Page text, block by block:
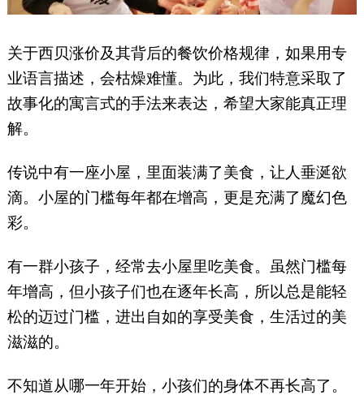
关于西贝涨价及其背后的餐饮价格规律，如果用专
业语言描述，会枯燥难懂。为此，我们特意采取了
故事化的寓言式的手法来表达，希望大家能真正理
解。
传说中有一座小屋，里面装满了美食，让人垂涎欲
滴。小屋的门槛每年都在增高，更是充满了魔幻色
彩。
有一群小孩子，经常去小屋里吃美食。虽然门槛每
年增高，但小孩子们也在逐年长高，所以总是能轻
松的迈过门槛，进出自如的享受美食，生活过的美
滋滋的。
不知道从哪一年开始，小孩们的身体不再长高了。